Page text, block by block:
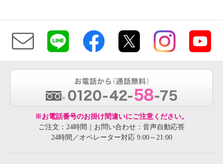
※お電話番号のお掛け間違いにご注意ください。
ご注文：24時間｜お問い合わせ：音声自動応答
24時間／オペレーター対応 9:00～21:00